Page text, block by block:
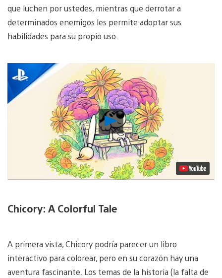
que luchen por ustedes, mientras que derrotar a
determinados enemigos les permite adoptar sus
habilidades para su propio uso.
Reproducir
Video
Chicory: A Colorful Tale
A primera vista, Chicory podría parecer un libro
interactivo para colorear, pero en su corazón hay una
aventura fascinante. Los temas de la historia (la falta de